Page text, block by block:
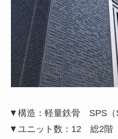
▼構造：軽量鉄骨 SPS（
▼ユニット数：12 総2階